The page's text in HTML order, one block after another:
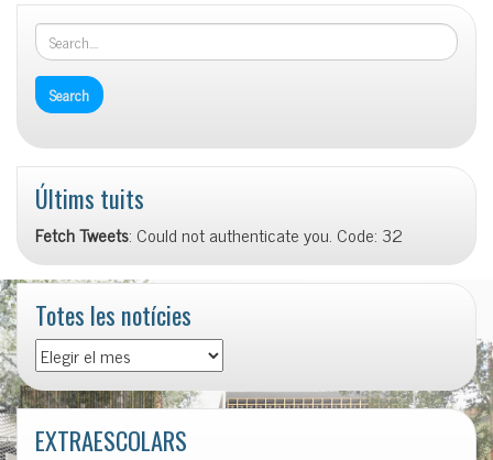
Últims tuits
Fetch Tweets: Could not authenticate you. Code: 32
Totes les notícies
EXTRAESCOLARS